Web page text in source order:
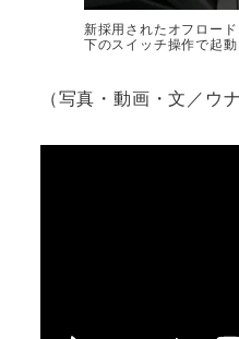
新採用されたオフロー
下のスイッチ操作で起
（写真・動画・文／ウナ